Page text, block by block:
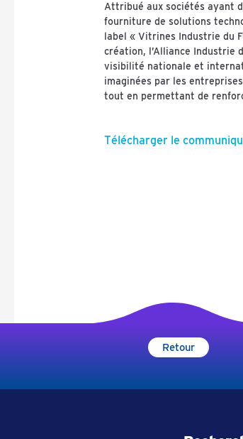
Attribué aux sociétés ayant
fourniture de solutions
label « Vitrines Industrie du
création, l’Alliance Industrie
visibilité nationale et
imaginées par les
tout en permettant de
Télécharger le
Retour